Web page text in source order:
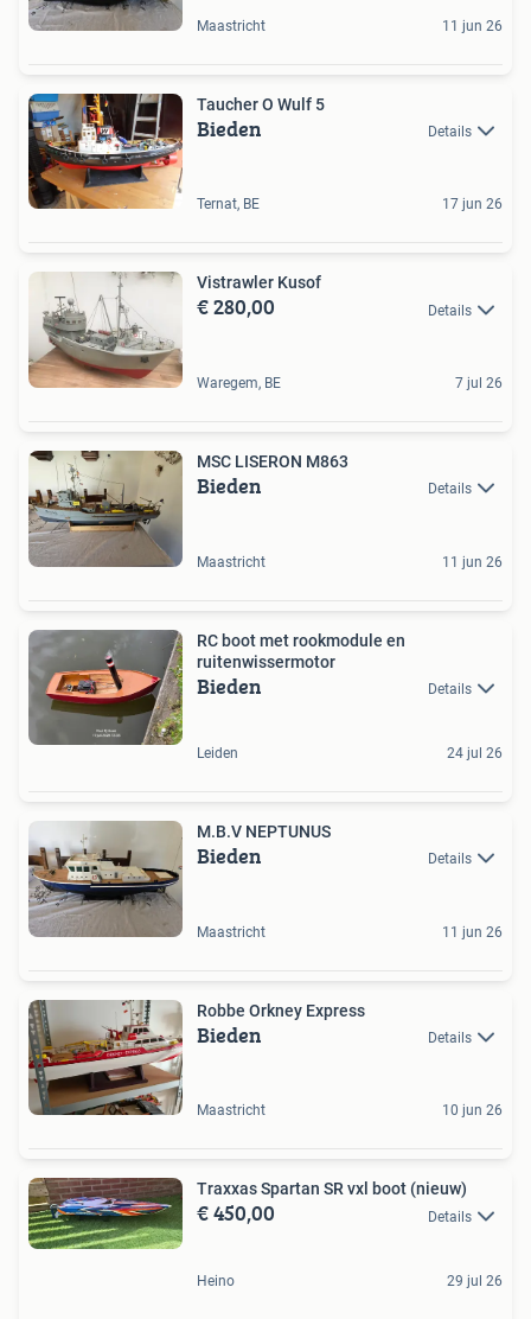
Maastricht 11 jun 26
Taucher O Wulf 5
Bieden Details
Ternat, BE 17 jun 26
Vistrawler Kusof
€ 280,00 Details
Waregem, BE 7 jul 26
MSC LISERON M863
Bieden Details
Maastricht 11 jun 26
RC boot met rookmodule en
ruitenwissermotor
Bieden Details
Leiden 24 jul 26
M.B.V NEPTUNUS
Bieden Details
Maastricht 11 jun 26
Robbe Orkney Express
Bieden Details
Maastricht 10 jun 26
Traxxas Spartan SR vxl boot (nieuw)
€ 450,00 Details
Heino 29 jul 26